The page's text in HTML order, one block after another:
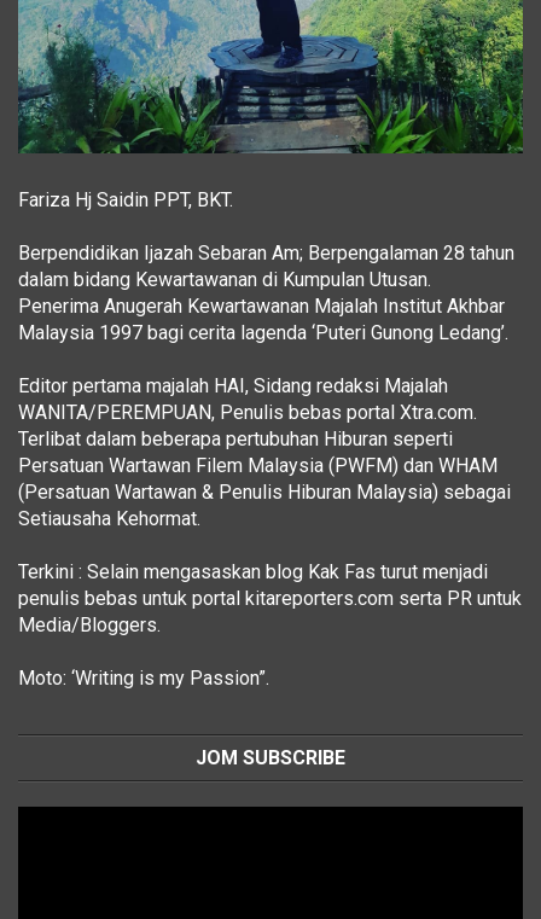
Fariza Hj Saidin PPT, BKT.
Berpendidikan Ijazah Sebaran Am; Berpengalaman 28 tahun
dalam bidang Kewartawanan di Kumpulan Utusan.
Penerima Anugerah Kewartawanan Majalah Institut Akhbar
Malaysia 1997 bagi cerita lagenda ‘Puteri Gunong Ledang’.
Editor pertama majalah HAI, Sidang redaksi Majalah
WANITA/PEREMPUAN, Penulis bebas portal Xtra.com.
Terlibat dalam beberapa pertubuhan Hiburan seperti
Persatuan Wartawan Filem Malaysia (PWFM) dan WHAM
(Persatuan Wartawan & Penulis Hiburan Malaysia) sebagai
Setiausaha Kehormat.
Terkini : Selain mengasaskan blog Kak Fas turut menjadi
penulis bebas untuk portal kitareporters.com serta PR untuk
Media/Bloggers.
Moto: ‘Writing is my Passion”.
JOM SUBSCRIBE